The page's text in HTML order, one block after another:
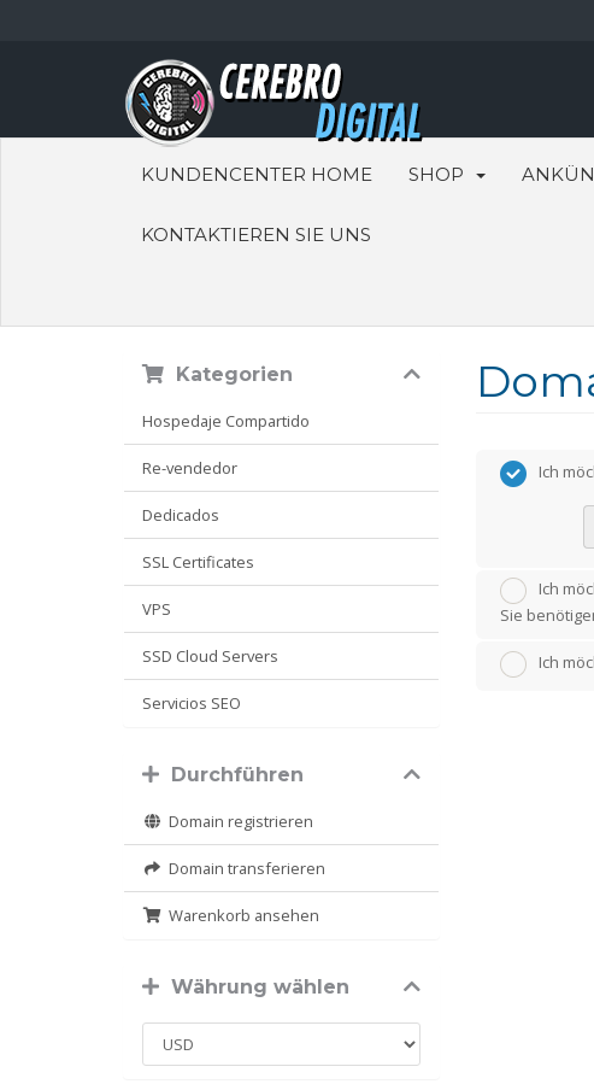
KUNDENCENTER HOME SHOP
KONTAKTIEREN SIE UNS
Kategorien
Hospedaje Compartido
Re-vendedor
Dedicados
SSL Certificates
VPS
SSD Cloud Servers
Servicios SEO
Durchführen
Domain registrieren
Domain transferieren
Warenkorb ansehen
Währung wählen
Ich
Ich
Sie
Ich